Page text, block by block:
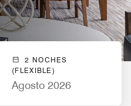
Center/Museum District
2 NOCHES
(FLEXIBLE)
Agosto 2026